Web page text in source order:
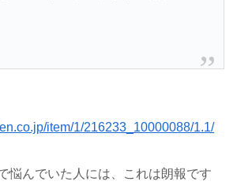
item/1/216233_10000088/1.1/
悩んでいた人には、これは朗報です